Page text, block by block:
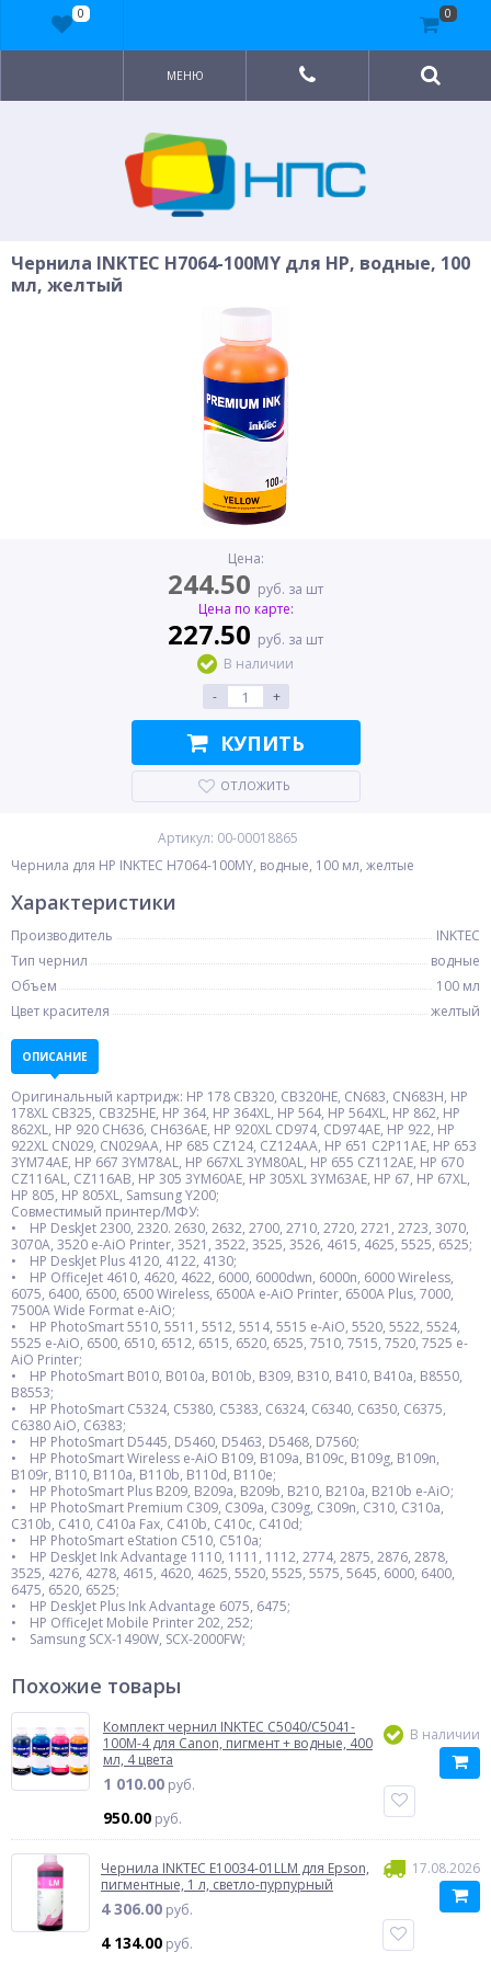
МЕНЮ
Чернила INKTEC H7064-100MY для HP, водные, 100
мл, желтый
Цена:
244.50 руб. за шт
Цена по карте:
227.50 руб. за шт
В наличии
-
+
КУПИТЬ
ОТЛОЖИТЬ
Артикул: 00-00018865
Чернила для HP INKTEC H7064-100MY, водные, 100 мл, желтые
Характеристики
Производитель
INKTEC
Тип чернил
водные
Объем
100 мл
Цвет красителя
желтый
ОПИСАНИЕ
Оригинальный картридж: HP 178 CB320, CB320HE, CN683, CN683H, HP
178XL CB325, CB325HE, HP 364, HP 364XL, HP 564, HP 564XL, HP 862, HP
862XL, HP 920 CH636, CH636AE, HP 920XL CD974, CD974AE, HP 922, HP
922XL CN029, CN029AA, HP 685 CZ124, CZ124AA, HP 651 C2P11AE, HP 653
3YM74AE, HP 667 3YM78AL, HP 667XL 3YM80AL, HP 655 CZ112AE, HP 670
CZ116AL, CZ116AB, HP 305 3YM60AE, HP 305XL 3YM63AE, HP 67, HP 67XL,
HP 805, HP 805XL, Samsung Y200;
Совместимый принтер/МФУ:
• HP DeskJet 2300, 2320. 2630, 2632, 2700, 2710, 2720, 2721, 2723, 3070,
3070A, 3520 e-AiO Printer, 3521, 3522, 3525, 3526, 4615, 4625, 5525, 6525;
• HP DeskJet Plus 4120, 4122, 4130;
• HP OfficeJet 4610, 4620, 4622, 6000, 6000dwn, 6000n, 6000 Wireless,
6075, 6400, 6500, 6500 Wireless, 6500A e-AiO Printer, 6500A Plus, 7000,
7500A Wide Format e-AiO;
• HP PhotoSmart 5510, 5511, 5512, 5514, 5515 e-AiO, 5520, 5522, 5524,
5525 e-AiO, 6500, 6510, 6512, 6515, 6520, 6525, 7510, 7515, 7520, 7525 e-
AiO Printer;
• HP PhotoSmart B010, B010a, B010b, B309, B310, B410, B410a, B8550,
B8553;
• HP PhotoSmart C5324, C5380, C5383, C6324, C6340, C6350, C6375,
C6380 AiO, C6383;
• HP PhotoSmart D5445, D5460, D5463, D5468, D7560;
• HP PhotoSmart Wireless e-AiO B109, B109a, B109c, B109g, B109n,
B109r, B110, B110a, B110b, B110d, B110e;
• HP PhotoSmart Plus B209, B209a, B209b, B210, B210a, B210b e-AiO;
• HP PhotoSmart Premium C309, C309a, C309g, C309n, C310, C310a,
C310b, C410, C410a Fax, C410b, C410c, C410d;
• HP PhotoSmart eStation C510, C510a;
• HP DeskJet Ink Advantage 1110, 1111, 1112, 2774, 2875, 2876, 2878,
3525, 4276, 4278, 4615, 4620, 4625, 5520, 5525, 5575, 5645, 6000, 6400,
6475, 6520, 6525;
• HP DeskJet Plus Ink Advantage 6075, 6475;
• HP OfficeJet Mobile Printer 202, 252;
• Samsung SCX-1490W, SCX-2000FW;
Похожие товары
Комплект чернил INKTEC C5040/C5041-
100M-4 для Canon, пигмент + водные, 400
мл, 4 цвета
1 010.00 руб.
950.00 руб.
В наличии
Чернила INKTEC E10034-01LLM для Epson,
пигментные, 1 л, светло-пурпурный
4 306.00 руб.
4 134.00 руб.
17.08.2026
0 0